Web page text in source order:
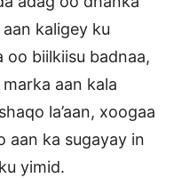
kaligey ku
oo biilkiisu badnaa,
aan kala
la’aan, xoogaa
aan ka sugayay in
yimid.